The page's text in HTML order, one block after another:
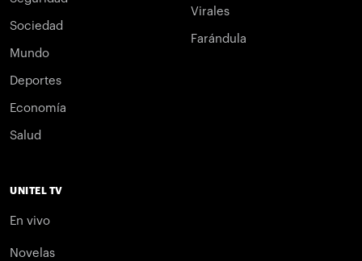
Sociedad
Mundo
Deportes
Economía
Salud
Virales
Farándula
UNITEL TV
En vivo
Novelas